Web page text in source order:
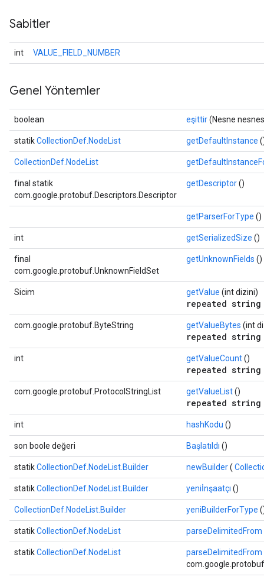
Sabitler
int VALUE_FIELD_NUMBER
Genel Yöntemler
boolean eşittir(Nesne
statikCollectionDef.NodeList getDefaultInstance
CollectionDef.NodeList
final statik
com.google.protobuf.Descriptors.Descriptor
getDescriptor()
getParserForType ()
int getSerializedSize ()
final
com.google.protobuf.UnknownFieldSet
getUnknownFields ()
Sicim getValue (int dizini)
repeated
com.google.protobuf.ByteString getValueBytes (int
repeated
int getValueCount()
repeated
com.google.protobuf.ProtocolStringList getValueList()
repeated
int hashKodu ()
son boole değeri Başlatıldı ()
statikCollectionDef.NodeList.Builder newBuilder(
statikCollectionDef.NodeList.Builder yeniİnşaatçı ()
CollectionDef.NodeList.Builder yeniBuilderForType
statikCollectionDef.NodeList parseDelimitedFrom
statikCollectionDef.NodeList parseDelimitedFrom